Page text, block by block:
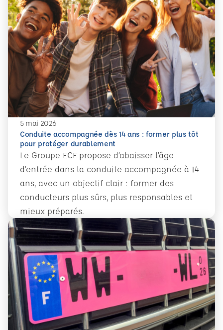
5 mai 2026
Conduite accompagnée dès 14 ans : former plus tôt
pour protéger durablement
Le Groupe ECF propose d’abaisser l’âge
d’entrée dans la conduite accompagnée à 14
ans, avec un objectif clair : former des
conducteurs plus sûrs, plus responsables et
mieux préparés.
En savoir plus
Conduite accompagnée dès 14 ans : former plus tôt pour